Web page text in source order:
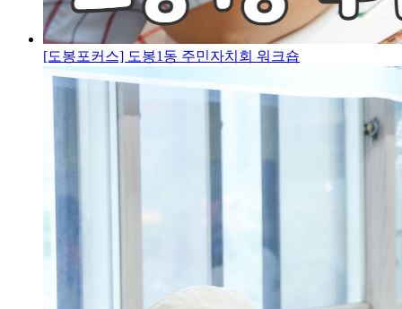
[도봉포커스] 도봉1동 주민자치회 워크숍